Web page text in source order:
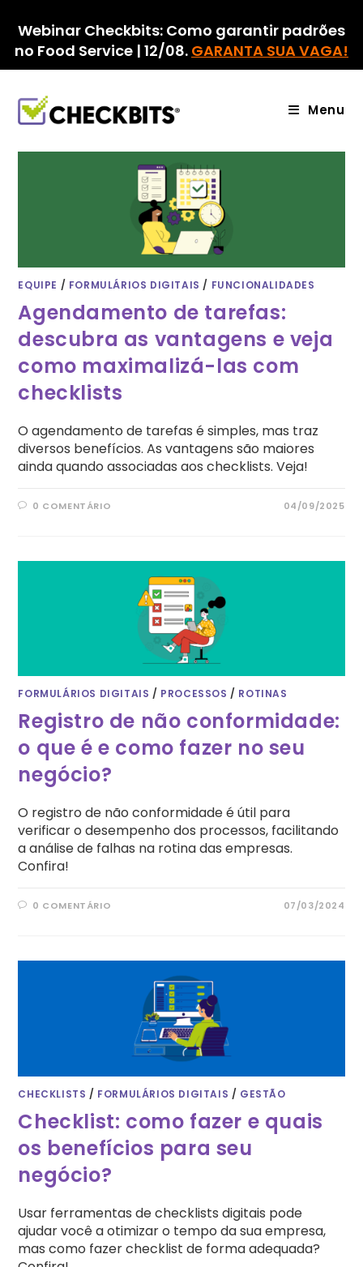
para
conteúdo
Webinar Checkbits: Como garantir padrões
no Food Service | 12/08. GARANTA SUA VAGA!
Menu
EQUIPE / FORMULÁRIOS DIGITAIS / FUNCIONALIDADES
Agendamento de tarefas:
descubra as vantagens e veja
como maximalizá-las com
checklists
O agendamento de tarefas é simples, mas traz
diversos benefícios. As vantagens são maiores
ainda quando associadas aos checklists. Veja!
0 COMENTÁRIO 04/09/2025
FORMULÁRIOS DIGITAIS / PROCESSOS / ROTINAS
Registro de não conformidade:
o que é e como fazer no seu
negócio?
O registro de não conformidade é útil para
verificar o desempenho dos processos, facilitando
a análise de falhas na rotina das empresas.
Confira!
0 COMENTÁRIO 07/03/2024
CHECKLISTS / FORMULÁRIOS DIGITAIS / GESTÃO
Checklist: como fazer e quais
os benefícios para seu
negócio?
Usar ferramentas de checklists digitais pode
ajudar você a otimizar o tempo da sua empresa,
mas como fazer checklist de forma adequada?